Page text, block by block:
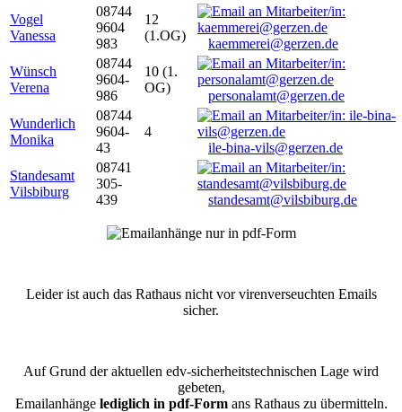
Vogel
Vanessa
08744
9604
983
12
(1.OG)
kaemmerei@gerzen.de
Wünsch
Verena
08744
9604-
986
10 (1.
OG)
personalamt@gerzen.de
Wunderlich
Monika
08744
9604-
43
4
ile-bina-vils@gerzen.de
Standesamt
Vilsbiburg
08741
305-
439
standesamt@vilsbiburg.de
Leider ist auch das Rathaus nicht vor virenverseuchten Emails
sicher.
Auf Grund der aktuellen edv-sicherheitstechnischen Lage wird
gebeten,
Emailanhänge lediglich in pdf-Formans Rathaus zu übermitteln.